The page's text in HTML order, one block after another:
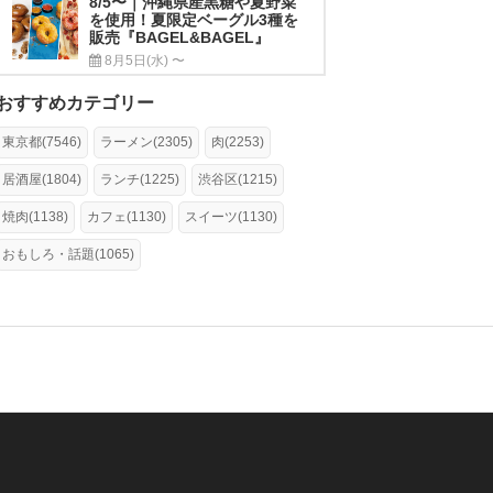
を使用！夏限定ベーグル3種を
販売『BAGEL&BAGEL』
8月5日(水) 〜
すすめカテゴリー
東京都(7546) ラーメン(2305) 肉(2253)
居酒屋(1804) ランチ(1225) 渋谷区(1215)
焼肉(1138) カフェ(1130) スイーツ(1130)
おもしろ・話題(1065)